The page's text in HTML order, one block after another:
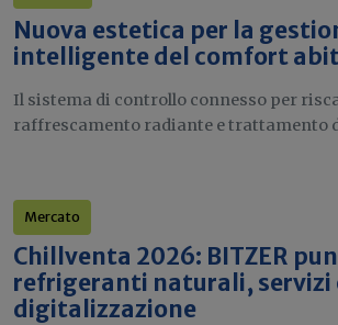
Nuova estetica per la
intelligente del comfort
Il sistema di controllo connesso per
raffrescamento radiante e trattamento
Mercato
Chillventa 2026: BITZER
refrigeranti naturali, servizi
digitalizzazione